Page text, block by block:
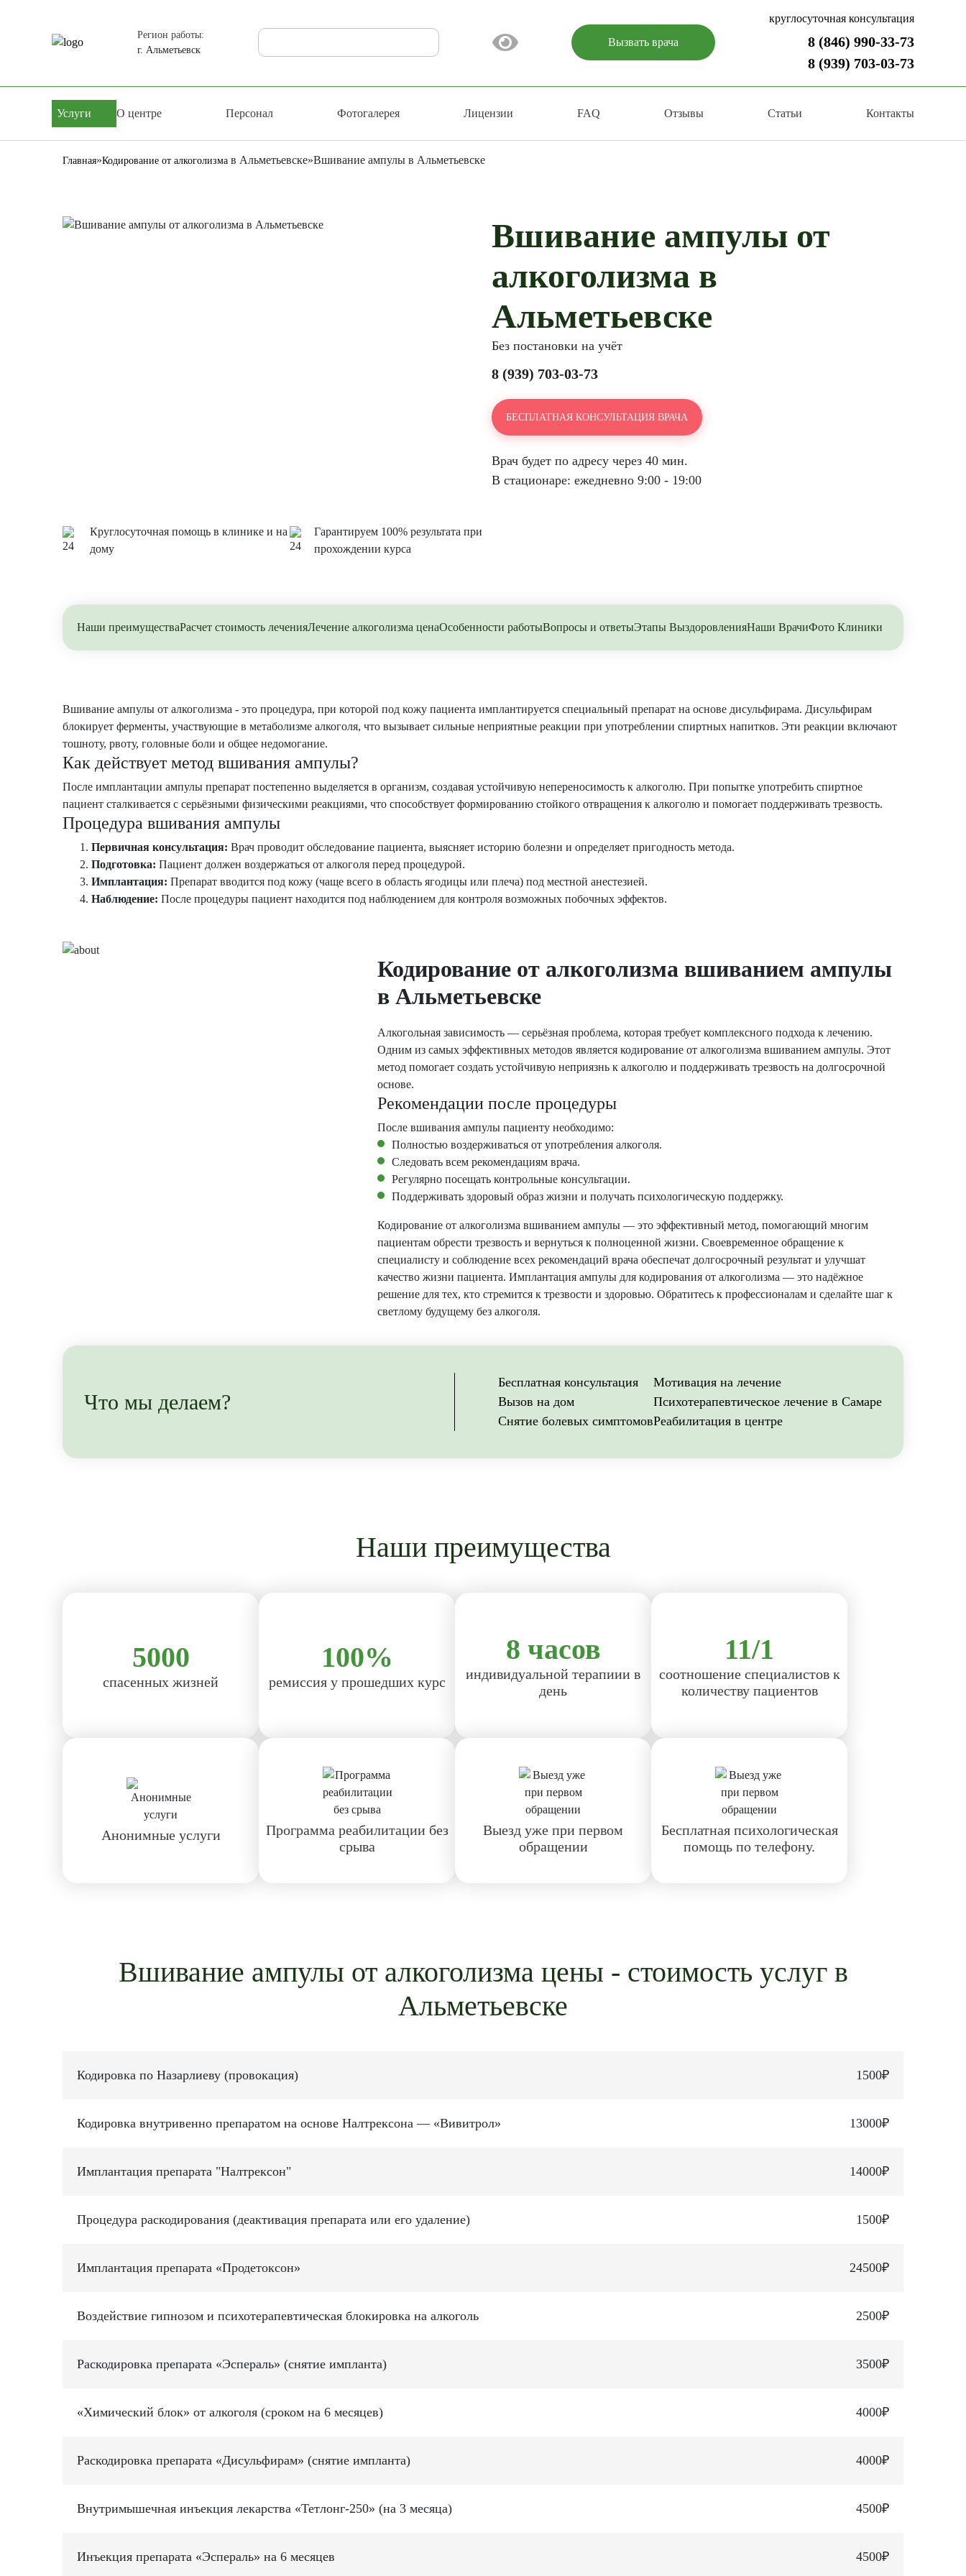
Регион работы:
г. Альметьевск
Вызвать врача
круглосуточная консультация
8 (846) 990-33-73
8 (939) 703-03-73
Услуги О центре Персонал Фотогалерея Лицензии FAQ Отзывы Статьи Контакты
Главная»Кодирование от алкоголизма в Альметьевске»Вшивание ампулы в Альметьевске
Вшивание ампулы от
алкоголизма в
Альметьевске
Без постановки на учёт
8 (939) 703-03-73
БЕСПЛАТНАЯ КОНСУЛЬТАЦИЯ ВРАЧА
Врач будет по адресу через 40 мин.
В стационаре: ежедневно 9:00 - 19:00
Круглосуточная помощь в клинике и на
дому
Гарантируем 100% результата при
прохождении курса
Наши преимуществаРасчет стоимость леченияЛечение алкоголизма ценаОсобенности работыВопросы и ответыЭтапы ВыздоровленияНаши ВрачиФото Клиники
Вшивание ампулы от алкоголизма - это процедура, при которой под кожу пациента имплантируется специальный препарат на основе дисульфирама. Дисульфирам
блокирует ферменты, участвующие в метаболизме алкоголя, что вызывает сильные неприятные реакции при употреблении спиртных напитков. Эти реакции включают
тошноту, рвоту, головные боли и общее недомогание.
Как действует метод вшивания ампулы?
После имплантации ампулы препарат постепенно выделяется в организм, создавая устойчивую непереносимость к алкоголю. При попытке употребить спиртное
пациент сталкивается с серьёзными физическими реакциями, что способствует формированию стойкого отвращения к алкоголю и помогает поддерживать трезвость.
Процедура вшивания ампулы
Первичная консультация: Врач проводит обследование пациента, выясняет историю болезни и определяет пригодность метода.
Подготовка: Пациент должен воздержаться от алкоголя перед процедурой.
Имплантация: Препарат вводится под кожу (чаще всего в область ягодицы или плеча) под местной анестезией.
Наблюдение: После процедуры пациент находится под наблюдением для контроля возможных побочных эффектов.
Кодирование от алкоголизма вшиванием ампулы
в Альметьевске
Алкогольная зависимость — серьёзная проблема, которая требует комплексного подхода к лечению.
Одним из самых эффективных методов является кодирование от алкоголизма вшиванием ампулы. Этот
метод помогает создать устойчивую неприязнь к алкоголю и поддерживать трезвость на долгосрочной
основе.
Рекомендации после процедуры
После вшивания ампулы пациенту необходимо:
Полностью воздерживаться от употребления алкоголя.
Следовать всем рекомендациям врача.
Регулярно посещать контрольные консультации.
Поддерживать здоровый образ жизни и получать психологическую поддержку.
Кодирование от алкоголизма вшиванием ампулы — это эффективный метод, помогающий многим
пациентам обрести трезвость и вернуться к полноценной жизни. Своевременное обращение к
специалисту и соблюдение всех рекомендаций врача обеспечат долгосрочный результат и улучшат
качество жизни пациента. Имплантация ампулы для кодирования от алкоголизма — это надёжное
решение для тех, кто стремится к трезвости и здоровью. Обратитесь к профессионалам и сделайте шаг к
светлому будущему без алкоголя.
Что мы делаем?
Бесплатная консультация
Вызов на дом
Снятие болевых симптомов
Мотивация на лечение
Психотерапевтическое лечение в Самаре
Реабилитация в центре
Наши преимущества
5000
спасенных жизней
100%
ремиссия у прошедших курс
8 часов
индивидуальной терапиии в
день
11/1
соотношение специалистов к
количеству пациентов
Анонимные услуги
Программа реабилитации без
срыва
Выезд уже при первом
обращении
Бесплатная психологическая
помощь по телефону.
Вшивание ампулы от алкоголизма цены - стоимость услуг в
Альметьевске
Кодировка по Назарлиеву (провокация) 1500₽
Кодировка внутривенно препаратом на основе Налтрексона — «Вивитрол» 13000₽
Имплантация препарата "Налтрексон" 14000₽
Процедура раскодирования (деактивация препарата или его удаление) 1500₽
Имплантация препарата «Продетоксон» 24500₽
Воздействие гипнозом и психотерапевтическая блокировка на алкоголь 2500₽
Раскодировка препарата «Эспераль» (снятие импланта) 3500₽
«Химический блок» от алкоголя (сроком на 6 месяцев) 4000₽
Раскодировка препарата «Дисульфирам» (снятие импланта) 4000₽
Внутримышечная инъекция лекарства «Тетлонг-250» (на 3 месяца) 4500₽
Инъекция препарата «Эспераль» на 6 месяцев 4500₽